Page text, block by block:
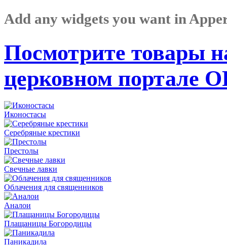
Add any widgets you want in
Посмотрите товары
церковном портале
Иконостасы
Серебряные крестики
Престолы
Свечные лавки
Облачения для священников
Аналои
Плащаницы Богородицы
Паникадила